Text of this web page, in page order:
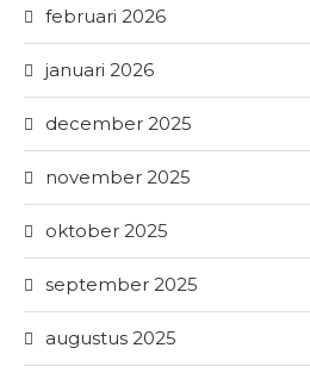
februari 2026
januari 2026
december 2025
november 2025
oktober 2025
september 2025
augustus 2025